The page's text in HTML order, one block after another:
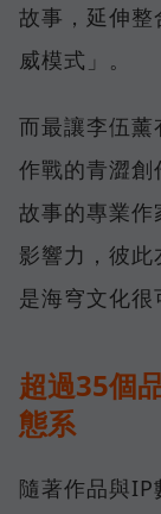
故事，延伸整
威模式」。
而最讓李伍薰
作戰的青澀
故事的專業
影響力，彼此
是海穹文化很
超過35個
態系
隨著作品與IP